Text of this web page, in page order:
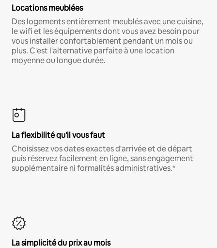
Locations meublées
Des logements entièrement meublés avec une cuisine,
le wifi et les équipements dont vous avez besoin pour
vous installer confortablement pendant un mois ou
plus. C'est l'alternative parfaite à une location
moyenne ou longue durée.
La flexibilité qu'il vous faut
Choisissez vos dates exactes d'arrivée et de départ
puis réservez facilement en ligne, sans engagement
supplémentaire ni formalités administratives.*
La simplicité du prix au mois